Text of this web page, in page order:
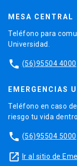
MESA CENTRAL
Teléfono para
Universidad.
phone (56)95504 4000
EMERGENCIAS
Teléfono en caso
riesgo tu vida
phone (56)95504 5000
launch Ir al sitio de